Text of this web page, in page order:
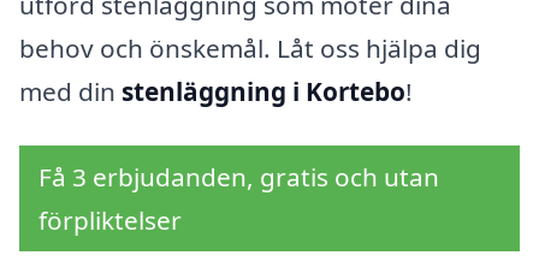
behov och önskemål. Låt oss hjälpa dig
med din stenläggning i Kortebo!
Få 3 erbjudanden, gratis och utan
förpliktelser